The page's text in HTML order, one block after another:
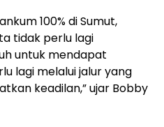
100% di Sumut,
tidak perlu lagi
untuk mendapat
lagi melalui jalur yang
keadilan,” ujar Bobby